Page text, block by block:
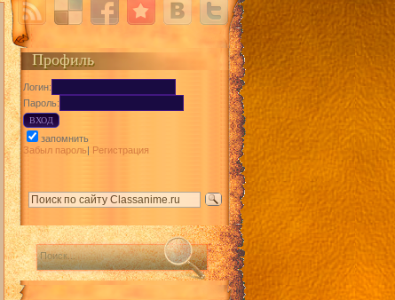
Профиль
Логин:
Пароль:
запомнить
Забыл пароль| Регистрация